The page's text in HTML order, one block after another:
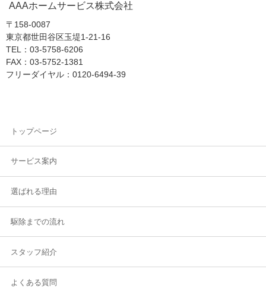
AAAホームサービス株式会社
〒158-0087
東京都世田谷区玉堤1-21-16
TEL：03-5758-6206
FAX：03-5752-1381
フリーダイヤル：0120-6494-39
トップページ
サービス案内
選ばれる理由
駆除までの流れ
スタッフ紹介
よくある質問